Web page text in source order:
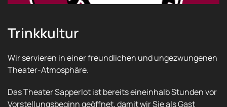
Trinkkultur
Wir servieren in einer freundlichen und ungezwungenen
Theater-Atmosphäre.
Das Theater Sapperlot ist bereits eineinhalb Stunden vor
Vorstellungsbeginn geöffnet, damit wir Sie als Gast